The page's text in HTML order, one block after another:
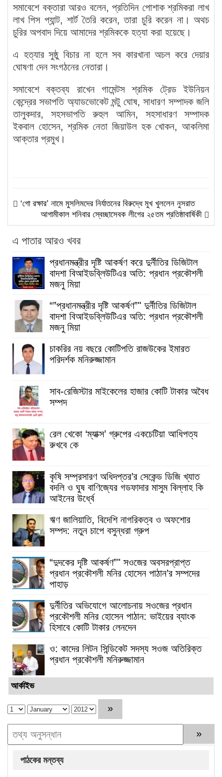
সমাবেশে বক্তারা আরও বলেন, প্রতিদিন পোশাক শ্রমিকরা লাখ
লাখ পিস প্যান্ট, শার্ট তৈরি করেন, তারা চুরি করেন না। অথচ
চুরির অপবাদ দিয়ে আমাদের শ্রমিককে হত্যা করা হয়েছে।
এ হত্যার সুষ্ঠু বিচার না হলে সব কারখানা অচল করে দেয়ার
ঘোষণা দেন সংগঠনের নেতারা।
সমাবেশে বক্তব্য রাখেন গামেন্টস শ্রমিক ট্রেড ইউনিয়ন
কেন্দ্রের সভাপতি অ্যাডভোকেট মন্টু ঘোষ, সাধারণ সম্পাদক জলি
তালুকদার, সহসভাপতি রুহুল আমিন, সহসাধারণ সম্পাদক
ইকবাল হোসেন, শ্রমিক নেতা জিয়াউল হক খোকন, আকলিমা
আক্তার প্রমুখ।
‘গো রক্ষার’ নামে মুসলিমদের নির্যাতনের বিরুদ্ধে মুখ খুললেন নুসরাত
আগামীকাল শনিবার স্বেচ্ছাসেবক লীগের ২৫তম প্রতিষ্ঠাবার্ষিকী
এ পাতার আরও খবর
প্রধানমন্ত্রীর দৃষ্টি আকর্ষণ করে দুর্নীতির ডিজিটাল
বাদশা বিআইডব্লিউটিএর অতি: প্রধান প্রকৌশলী
মজনু মিয়া
“”প্রধানমন্ত্রীর দৃষ্টি আকর্ষণ”" দুর্নীতির ডিজিটাল
বাদশা বিআইডব্লিউটিএর অতি: প্রধান প্রকৌশলী
মজনু মিয়া
চাকরির নয় বছরে কোটিপতি রাজউকের ইমারত
পরিদর্শক মনিরুজ্জামান
সাব-রেজিস্টার মাইকেলের হাজার কোটি টাকার অবৈধ
সম্পদ
রেল খেকো ‘ম্যাক্স’ গ্রুপের একচেটিয়া আধিপত্য
রুখবে কে
কৃষি সম্প্রসারণ অধিদপ্তর’র সেকেন্ড ডিজি খ্যাত
বদলি ও ঘুষ বাণিজ্যের গডফাদার মাসুম বিল্লাহ কি
আইনের উর্ধ্বে
ঋণ জালিয়াতি, বিদেশি নাগরিকত্ব ও অফশোর
সম্পদ: নতুন চাপে বসুন্ধরা গ্রুপ
“দুদকের দৃষ্টি আকর্ষণ”" সওজের অবসরপ্রাপ্ত
প্রধান প্রকৌশলী মনির হোসেন পাঠান’র সম্পদের
পাহাড়
দুর্নীতির অভিযোগে আলোচনায় সওজের প্রধান
প্রকৌশলী মনির হোসেন পাঠান: ভাইয়ের ব্যাংক
হিসাবে কোটি টাকার লেনদেন
ও: কাদের লিটন সিন্ডিকেট সদস্য সওজ অতিরিক্ত
প্রধান প্রকৌশলী মনিরুজ্জামান
আর্কাইভ
পাঠকের মন্তব্য